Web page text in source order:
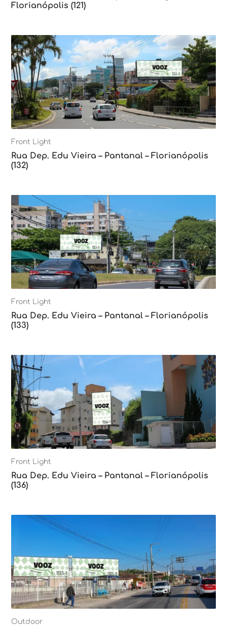
Florianópolis (121)
Front Light
Rua Dep. Edu Vieira – Pantanal – Florianópolis
(132)
Front Light
Rua Dep. Edu Vieira – Pantanal – Florianópolis
(133)
Front Light
Rua Dep. Edu Vieira – Pantanal – Florianópolis
(136)
Outdoor